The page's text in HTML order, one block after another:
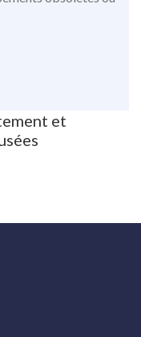
et